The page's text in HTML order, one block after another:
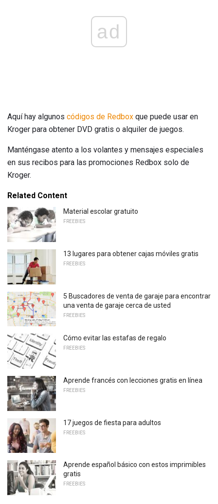
ad
Aquí hay algunos códigos de Redbox que puede usar en
Kroger para obtener DVD gratis o alquiler de juegos.
Manténgase atento a los volantes y mensajes especiales
en sus recibos para las promociones Redbox solo de
Kroger.
Related Content
Material escolar gratuito
FREEBIES
13 lugares para obtener cajas móviles gratis
FREEBIES
5 Buscadores de venta de garaje para encontrar
una venta de garaje cerca de usted
FREEBIES
Cómo evitar las estafas de regalo
FREEBIES
Aprende francés con lecciones gratis en línea
FREEBIES
17 juegos de fiesta para adultos
FREEBIES
Aprende español básico con estos imprimibles
gratis
FREEBIES